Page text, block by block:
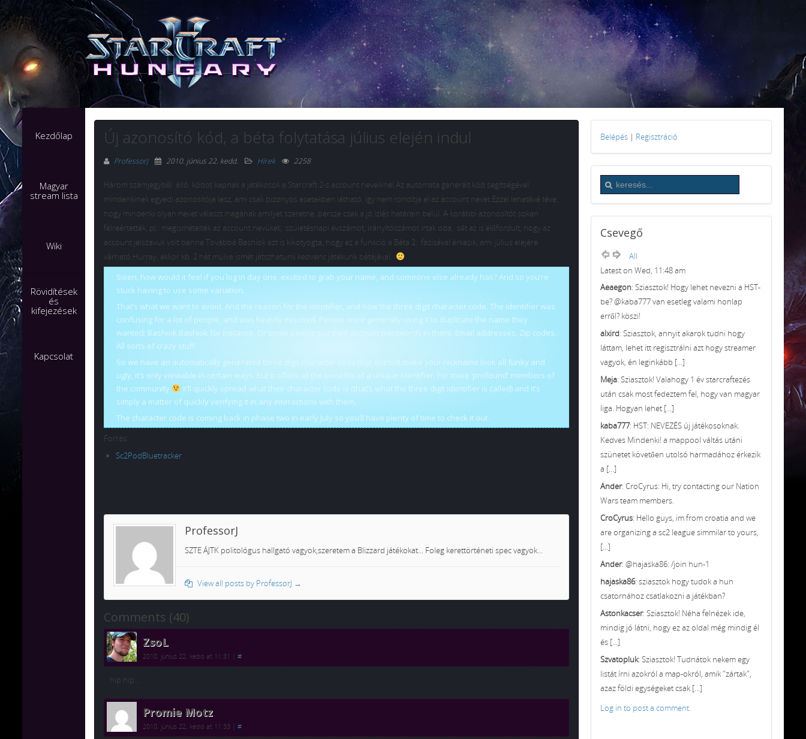
Kezdőlap
Magyar
stream lista
Wiki
Rövidítések
és
kifejezések
Kapcsolat
Új azonosító kód, a béta folytatása július elején indul
ProfessorJ 2010. június 22. kedd. Hírek 2258
Három számjegyből álló kódot kapnak a játékosok a Starcraft 2-s account neveiknél.Az automata generált kód segítségével
mindenkinek egyedi azonosítója lesz, ami csak bizonyos esetekben látható, így nem rondítja el az account nevet.Ezzel lehetővé téve,
hogy mindenki olyan nevet választ magának amilyet szeretne, persze csak a jó ízlés határain belül. A korábbi azonosítót sokan
félreértették, pl. megismételték az account nevüket, születésnapi évszámot, irányítószámot írtak oda, sőt az is előfordult, hogy az
account jelszavuk volt benne.Továbbá Bashiok azt is kikotyogta, hogy ez a funkció a Béta 2. fázisával érkezik, ami július elejére
várható.Hurray, akkor kb. 2 hét múlva ismét játszhatunk kedvenc játékunk bétájával.
Sixen, how would it feel if you log in day one, excited to grab your name, and someone else already has? And so you’re
stuck having to use some variation.
That’s what we want to avoid. And the reason for the identifier, and now the three digit character code. The identifier was
confusing for a lot of people, and was heavily misused. People were generally using it to duplicate the name they
wanted; Bashiok.Bashiok for instance. Or some people put their account passwords in there. Email addresses. Zip codes.
All sorts of crazy stuff.
So we have an automatically generated three digit character code that doesn’t make your nickname look all funky and
ugly, it’s only viewable in certain ways, but it offers all the benefits of a unique identifier. For more ‘profound’ members of
the community
it’ll quickly spread what their character code is (that’s what the three digit identifier is called) and it’s
simply a matter of quickly verifying it in any interactions with them.
The character code is coming back in phase two in early July so you’ll have plenty of time to check it out.
Forrás:
Sc2PodBluetracker
ProfessorJ
SZTE ÁJTK politológus hallgató vagyok,szeretem a Blizzard játékokat... Foleg kerettörténeti spec vagyok...
View all posts by ProfessorJ →
Comments (40)
ZsoL
2010. június 22. kedd at 11:31 #
hip hip…
Promie Motz
2010. június 22. kedd at 11:33 #
Belépés | Regisztráció
Csevegő
All
Latest on Wed, 11:48 am
Aeaegon: Sziasztok! Hogy lehet nevezni a HST-
be? @kaba777 van esetleg valami honlap
erről? köszi!
alxird: Sziasztok, annyit akarok tudni hogy
láttam, lehet itt regisztrálni azt hogy streamer
vagyok, én leginkább [...]
Meja: Sziasztok! Valahogy 1 év starcraftezés
után csak most fedeztem fel, hogy van magyar
liga. Hogyan lehet [...]
kaba777: HST: NEVEZÉS új játékosoknak.
Kedves Mindenki! a mappool váltás utáni
szünetet követően utolsó harmadához érkezik
a [...]
Ander: CroCyrus: Hi, try contacting our Nation
Wars team members.
CroCyrus: Hello guys, im from croatia and we
are organizing a sc2 league simmilar to yours,
[...]
Ander: @hajaska86: /join hun-1
hajaska86: sziasztok hogy tudok a hun
csatornához csatlakozni a játékban?
Astonkacser: Sziasztok! Néha felnézek ide,
mindig jó látni, hogy ez az oldal még mindig él
és [...]
Szvatopluk: Sziasztok! Tudnátok nekem egy
listát írni azokról a map-okról, amik "zártak",
azaz földi egységeket csak [...]
Log in to post a comment.